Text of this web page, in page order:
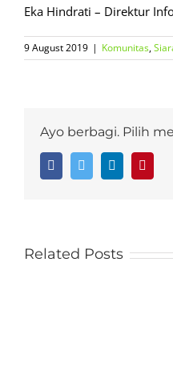
Eka Hindrati – Direktur
9 August 2019 | Komunitas,
Ayo berbagi. Pilih
FacebookTwitter LinkedIn
Related Posts